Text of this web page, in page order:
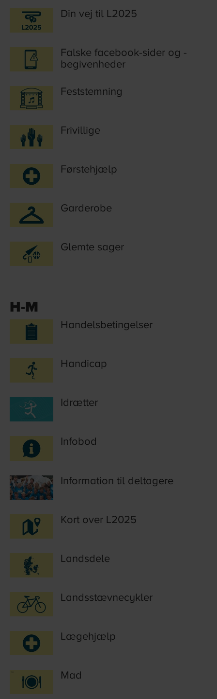
Din vej til L2025
Falske facebook-sider og -
begivenheder
Feststemning
Frivillige
Førstehjælp
Garderobe
Glemte sager
H-M
Handelsbetingelser
Handicap
Idrætter
Infobod
Information til deltagere
Kort over L2025
Landsdele
Landsstævnecykler
Lægehjælp
Mad